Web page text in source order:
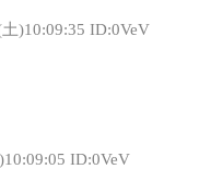
)10:09:35 ID:0VeV
ID:0VeV